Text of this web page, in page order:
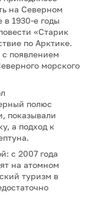
на Северном
1930-е годы
«Старик
по Арктике.
с появлением
морского
полюс
показывали
а подход к
с 2007 года
на атомном
туризм в